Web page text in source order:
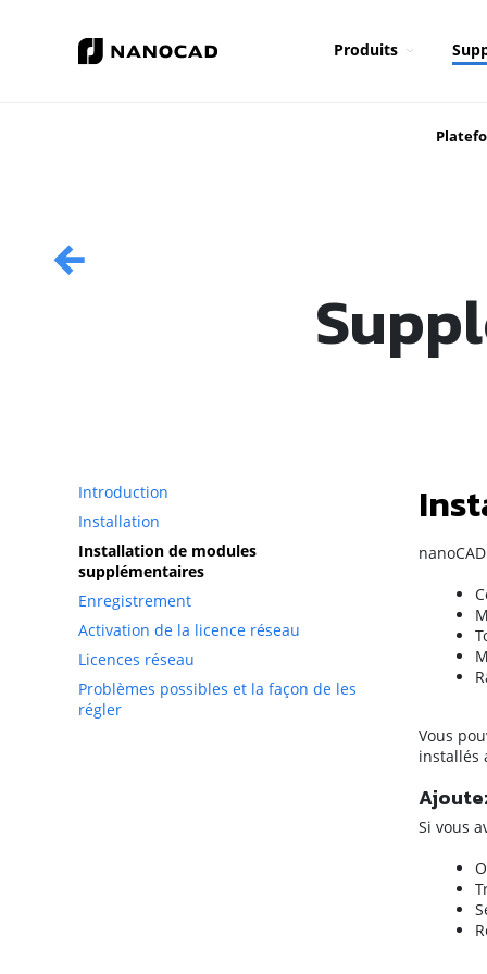
Produits
Introduction
Installation
Installation de modules
supplémentaires
Enregistrement
Activation de la licence réseau
Licences réseau
Problèmes possibles et la façon de les
régler
Vous
installés
Si vous